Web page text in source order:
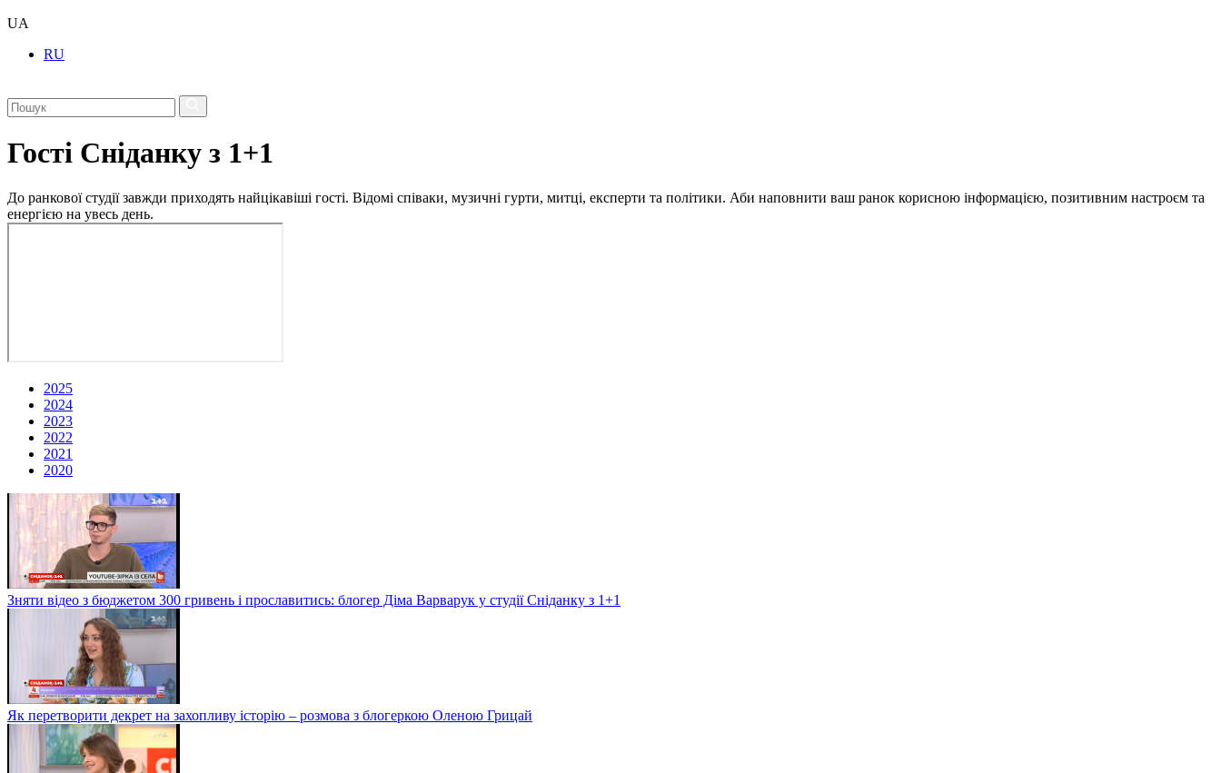
UA
RU
Гості Сніданку з 1+1
До ранкової студії завжди приходять найцікавіші гості. Відомі співаки, музичні гурти, митці, експерти та політики. Аби наповнити ваш ранок корисною інформацією, позитивним настроєм та
енергією на увесь день.
2025
2024
2023
2022
2021
2020
Зняти відео з бюджетом 300 гривень і прославитись: блогер Діма Варварук у студії Сніданку з 1+1
Як перетворити декрет на захопливу історію – розмова з блогеркою Оленою Грицай